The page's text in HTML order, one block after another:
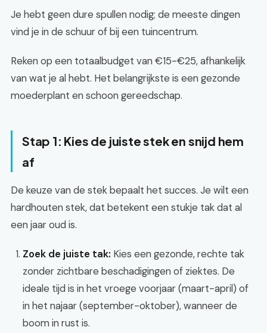
Je hebt geen dure spullen nodig; de meeste dingen
vind je in de schuur of bij een tuincentrum.
Reken op een totaalbudget van €15-€25, afhankelijk
van wat je al hebt. Het belangrijkste is een gezonde
moederplant en schoon gereedschap.
Stap 1: Kies de juiste stek en snijd hem
af
De keuze van de stek bepaalt het succes. Je wilt een
hardhouten stek, dat betekent een stukje tak dat al
een jaar oud is.
Zoek de juiste tak: Kies een gezonde, rechte tak
zonder zichtbare beschadigingen of ziektes. De
ideale tijd is in het vroege voorjaar (maart-april) of
in het najaar (september-oktober), wanneer de
boom in rust is.